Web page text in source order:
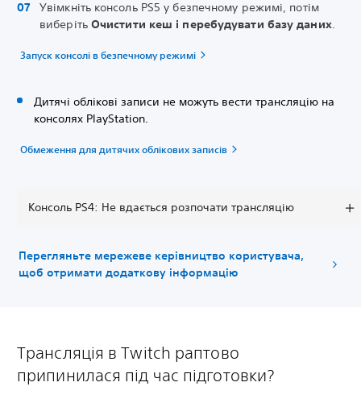
Увімкніть консоль PS5 у безпечному режимі, потім
виберіть Очистити кеш і перебудувати базу даних.
Запуск консолі в безпечному режимі
Дитячі облікові записи не можуть вести трансляцію на
консолях PlayStation.
Обмеження для дитячих облікових записів
Консоль PS4: Не вдається розпочати трансляцію
Перегляньте мережеве керівництво користувача,
щоб отримати додаткову інформацію
Трансляція в Twitch раптово
припинилася під час підготовки?